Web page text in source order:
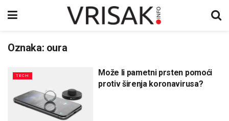
Oznaka: oura
TECH
Može li pametni prsten pomoći
protiv širenja koronavirusa?